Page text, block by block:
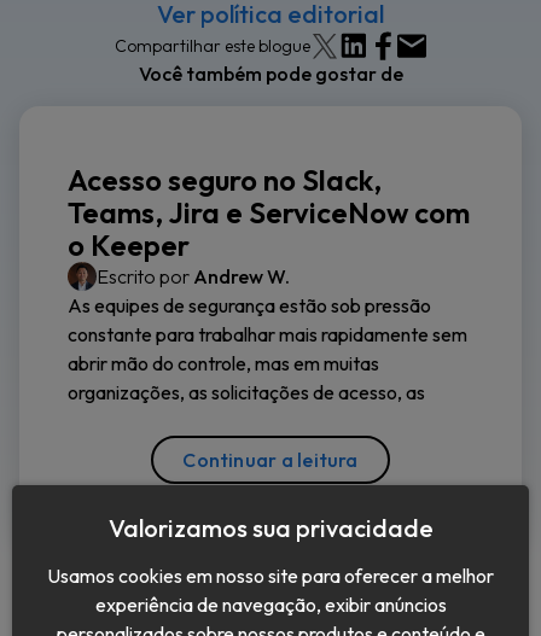
Ver política editorial
Compartilhar este blogue
Você também pode gostar de
Acesso seguro no Slack,
Teams, Jira e ServiceNow com
o Keeper
Escrito por Andrew W.
As equipes de segurança estão sob pressão
constante para trabalhar mais rapidamente sem
abrir mão do controle, mas em muitas
organizações, as solicitações de acesso, as
Continuar a leitura
Valorizamos sua privacidade
Usamos cookies em nosso site para oferecer a melhor
experiência de navegação, exibir anúncios